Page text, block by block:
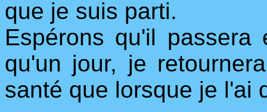
que je suis parti.
Espérons qu'il
qu'un jour, je
santé que lorsque je l'ai